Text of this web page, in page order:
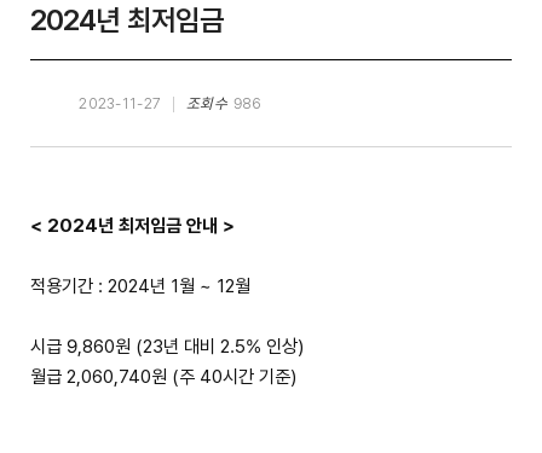
2024년 최저임금
2023-11-27 조회수 986
< 2024년 최저임금 안내 >
적용기간 : 2024년 1월 ~ 12월
시급 9,860원 (23년 대비 2.5% 인상)
월급 2,060,740원 (주 40시간 기준)